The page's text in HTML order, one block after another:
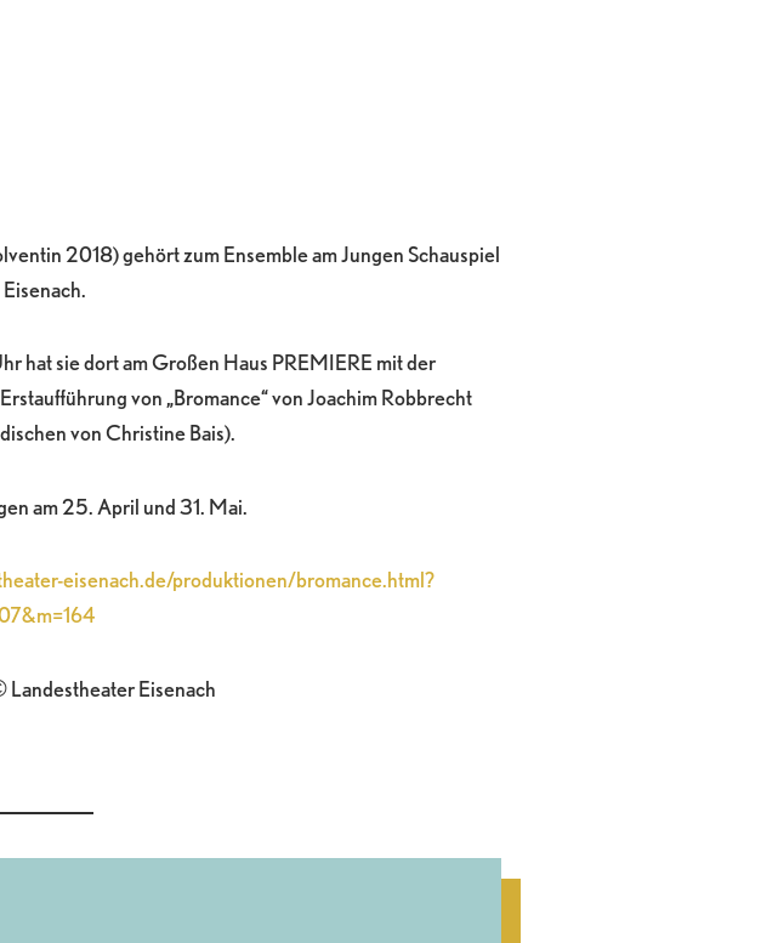
2018) gehört zum Ensemble am Jungen Schauspiel
hat sie dort am Großen Haus PREMIERE mit der
von „Bromance“ von Joachim Robbrecht
von Christine Bais).
am 25. April und 31. Mai.
eisenach.de/produktionen/bromance.html?
Landestheater Eisenach